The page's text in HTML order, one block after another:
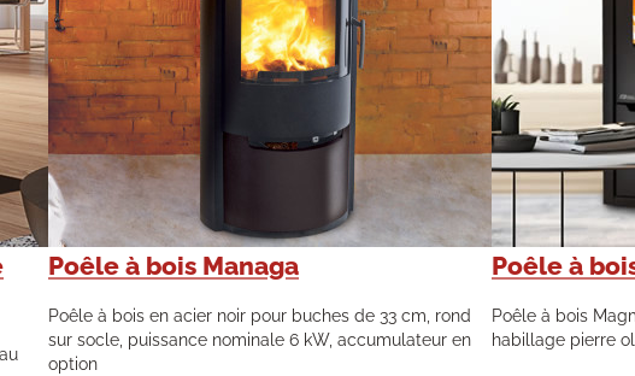
Poêle à bois Managa
Poêle à bois en acier noir pour buches de 33 cm, rond
sur socle, puissance nominale 6 kW, accumulateur en
option
Poêle à
Poêle à bois
habillage pierre